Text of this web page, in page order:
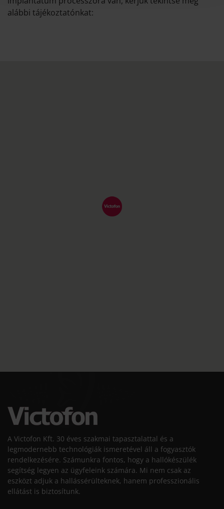
alábbi tájékoztatónkat:
A Victofon Kft. 30 éves szakmai tapasztalattal és a
legmodernebb technológiák ismeretével áll a fogyasztók
rendelkezésére. Számunkra fontos, hogy a hallókészülék
segítség legyen az ügyfeleink számára. Mi nem csak az
eszközt adjuk a hallássérülteknek, hanem professzionális
ellátást is biztosítunk.